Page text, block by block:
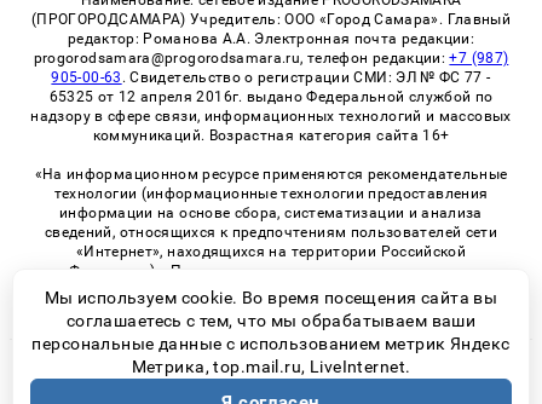
(ПРОГОРОДСАМАРА) Учредитель: ООО «Город Самара». Главный
редактор: Романова А.А. Электронная почта редакции:
progorodsamara@progorodsamara.ru, телефон редакции:+7 (987)
905-00-63 . Свидетельство о регистрации СМИ: ЭЛ № ФС 77 -
65325 от 12 апреля 2016г. выдано Федеральной службой по
надзору в сфере связи, информационных технологий и массовых
коммуникаций. Возрастная категория сайта 16+
«На информационном ресурсе применяются рекомендательные
технологии (информационные технологии предоставления
информации на основе сбора, систематизации и анализа
сведений, относящихся к предпочтениям пользователей сети
«Интернет», находящихся на территории Российской
Федерации)». Правила применения рекомендательных
технологий в виджетах рекламно-обменной сети
«СМИ2» (PDF)
© 2026 «ProGorodSamara» | Все права защищены
Мы используем cookie. Во время посещения сайта вы
соглашаетесь с тем, что мы обрабатываем ваши
персональные данные с использованием метрик Яндекс
Метрика, top.mail.ru, LiveInternet.